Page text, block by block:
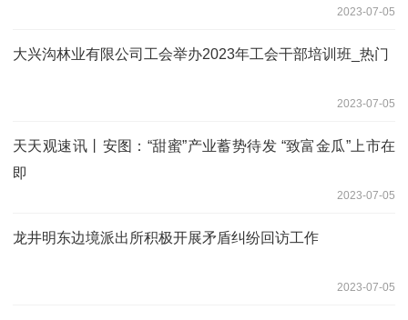
2023-07-05
大兴沟林业有限公司工会举办2023年工会干部培训班_热门
2023-07-05
天天观速讯丨安图：“甜蜜”产业蓄势待发 “致富金瓜”上市在
即
2023-07-05
龙井明东边境派出所积极开展矛盾纠纷回访工作
2023-07-05